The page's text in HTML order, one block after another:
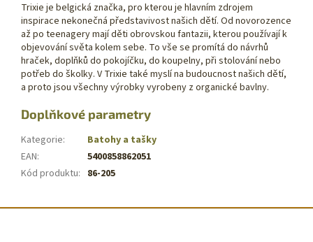
Trixie je belgická značka, pro kterou je hlavním zdrojem
inspirace nekonečná představivost našich dětí. Od novorozence
až po teenagery mají děti obrovskou fantazii, kterou používají k
objevování světa kolem sebe. To vše se promítá do návrhů
hraček, doplňků do pokojíčku, do koupelny, při stolování nebo
potřeb do školky. V Trixie také myslí na budoucnost našich dětí,
a proto jsou všechny výrobky vyrobeny z organické bavlny.
Doplňkové parametry
Kategorie:
Batohy a tašky
EAN:
5400858862051
Kód produktu: 86-205